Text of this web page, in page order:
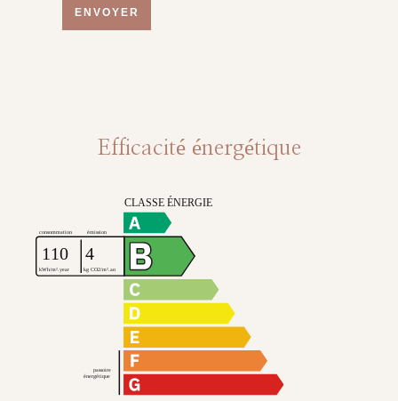
ENVOYER
Efficacité énergétique